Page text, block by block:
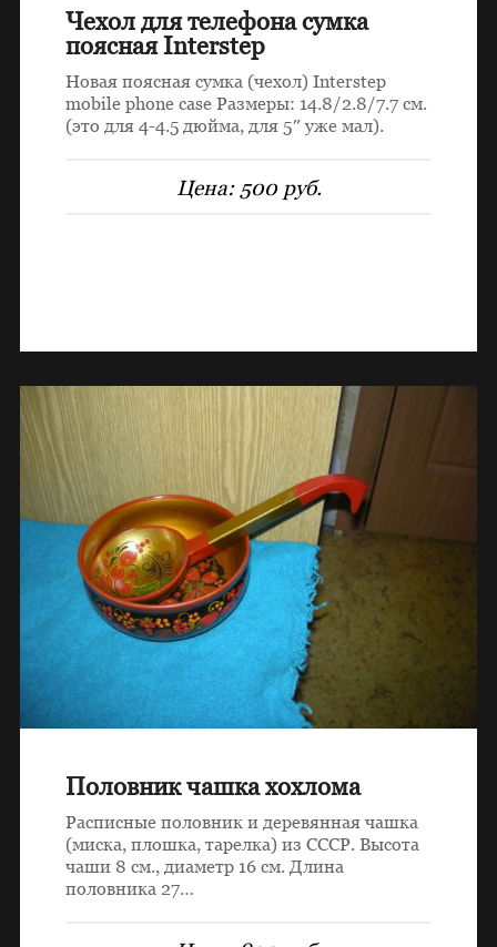
Чехол для телефона сумка
поясная Interstep
Новая поясная сумка (чехол) Interstep
mobile phone case Размеры: 14.8/2.8/7.7 см.
(это для 4-4.5 дюйма, для 5″ уже мал).
Цена: 500 руб.
Половник чашка хохлома
Расписные половник и деревянная чашка
(миска, плошка, тарелка) из СССР. Высота
чаши 8 см., диаметр 16 см. Длина
половника 27…